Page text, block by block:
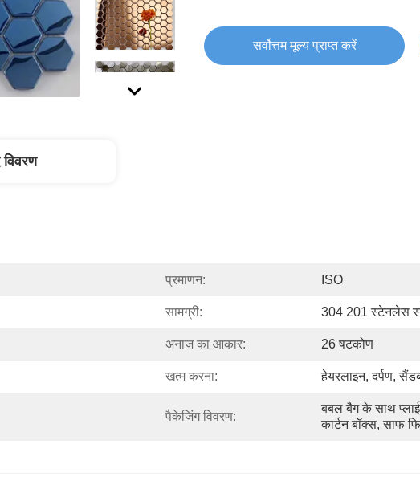
सर्वोत्तम मूल्य प्राप्त करें
विवरण
प्रमाणन: ISO
सामग्री: 304 201 स्टेनलेस
अनाज का आकार: 26 षटकोण
खत्म करना: हेयरलाइन, दर्पण,
पैकेजिंग विवरण:
बबल बैग के साथ
कार्टन बॉक्स, साफ